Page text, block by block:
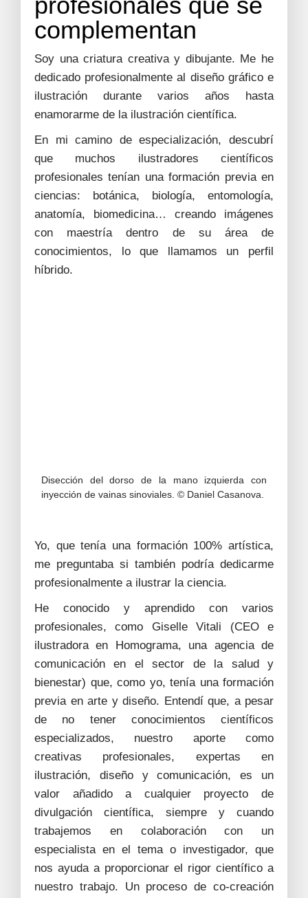
complementan
Soy una criatura creativa y dibujante. Me he
dedicado profesionalmente al diseño gráfico e
ilustración durante varios años hasta
enamorarme de la ilustración científica.
En mi camino de especialización, descubrí
que muchos ilustradores científicos
profesionales tenían una formación previa en
ciencias: botánica, biología, entomología,
anatomía, biomedicina… creando imágenes
con maestría dentro de su área de
conocimientos, lo que llamamos un perfil
híbrido.
Disección del dorso de la mano izquierda con
inyección de vainas sinoviales. © Daniel Casanova.
Yo, que tenía una formación 100% artística,
me preguntaba si también podría dedicarme
profesionalmente a ilustrar la ciencia.
He conocido y aprendido con varios
profesionales, como Giselle Vitali (CEO e
ilustradora en Homograma, una agencia de
comunicación en el sector de la salud y
bienestar) que, como yo, tenía una formación
previa en arte y diseño. Entendí que, a pesar
de no tener conocimientos científicos
especializados, nuestro aporte como
creativas profesionales, expertas en
ilustración, diseño y comunicación, es un
valor añadido a cualquier proyecto de
divulgación científica, siempre y cuando
trabajemos en colaboración con un
especialista en el tema o investigador, que
nos ayuda a proporcionar el rigor científico a
nuestro trabajo. Un proceso de co-creación